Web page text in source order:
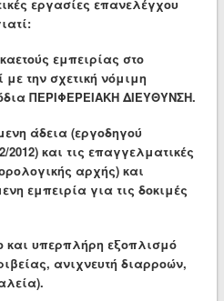
εργασίες επανελέγχου
εμπειρίας στο
την σχετική νόμιμη
ΠΕΡΙΦΕΡΕΙΑΚΗ ΔΙΕΥΘΥΝΣΗ.
άδεια (εργοδηγού
και τις επαγγελματικές
αρχής) και
εμπειρία για τις δοκιμές
και υπερπλήρη εξοπλισμό
ανιχνευτή διαρροών,